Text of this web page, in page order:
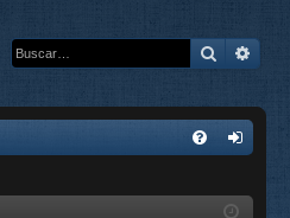
Buscar
nti